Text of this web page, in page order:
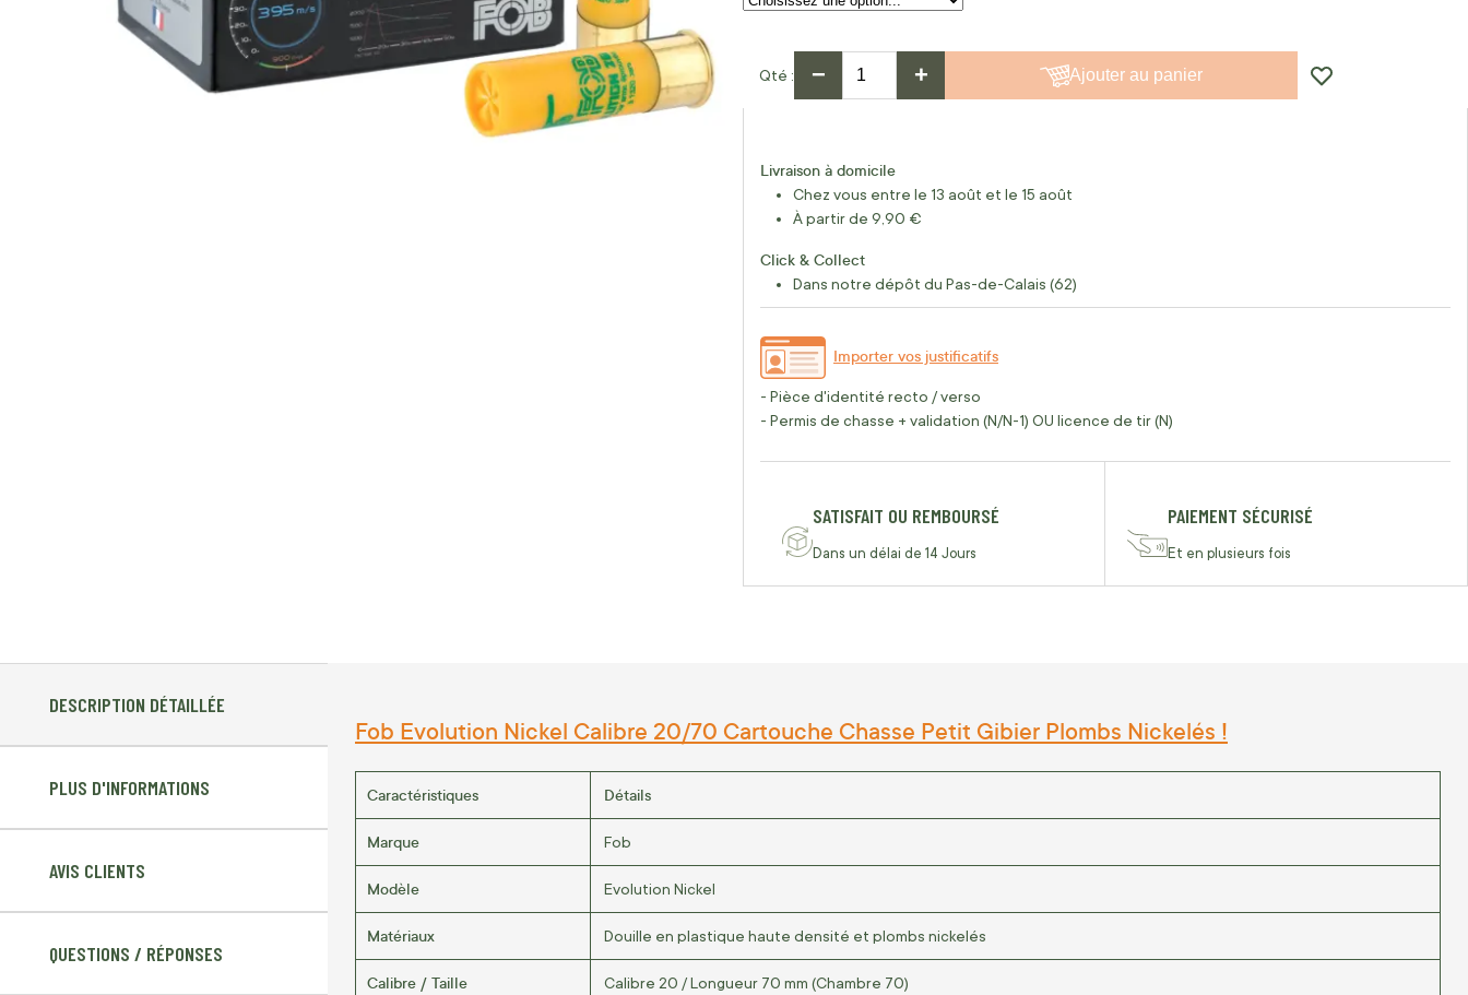
Qté − + Ajouter au panier
Livraison à domicile
Chez vous entre le 13 août et le 15 août
À partir de 9,90 €
Click & Collect
Dans notre dépôt du Pas-de-Calais (62)
Importer vos justificatifs
- Pièce d'identité recto / verso
- Permis de chasse + validation (N/N-1) OU licence de tir (N)
SATISFAIT OU REMBOURSÉ
Dans un délai de 14 Jours
PAIEMENT SÉCURISÉ
Et en plusieurs fois
DESCRIPTION DÉTAILLÉE
PLUS D'INFORMATIONS
AVIS CLIENTS
QUESTIONS / RÉPONSES
Fob Evolution Nickel Calibre 20/70 Cartouche Chasse Petit Gibier Plombs Nickelés !
Caractéristiques Détails
Marque Fob
Modèle Evolution Nickel
Matériaux Douille en plastique haute densité et plombs nickelés
Calibre / Taille Calibre 20 / Longueur 70 mm (Chambre 70)